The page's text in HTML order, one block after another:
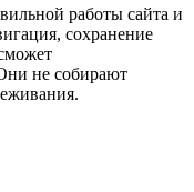
работы сайта и
сохранение
не собирают